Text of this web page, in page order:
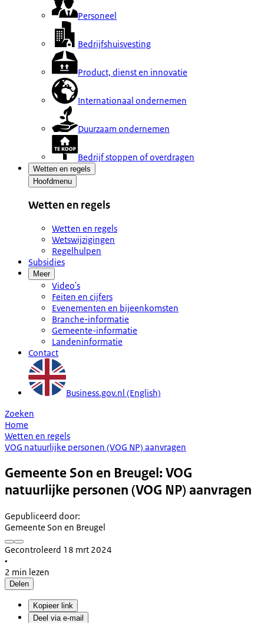
Personeel
Bedrijfshuisvesting
Product, dienst en innovatie
Internationaal ondernemen
Duurzaam ondernemen
Bedrijf stoppen of overdragen
Wetten en regels
Hoofdmenu
Wetten en regels
Wetten en regels
Wetswijzigingen
Regelhulpen
Subsidies
Meer
Video's
Feiten en cijfers
Evenementen en bijeenkomsten
Branche-informatie
Gemeente-informatie
Landeninformatie
Contact
Business.gov.nl (English)
Zoeken
Home
Wetten en regels
VOG natuurlijke personen (VOG NP) aanvragen
Gemeente Son en Breugel: VOG
natuurlijke personen (VOG NP) aanvragen
Gepubliceerd door:
Gemeente Son en Breugel
Gecontroleerd 18 mrt 2024
•
2 min lezen
Delen
Kopieer link
Deel via e-mail